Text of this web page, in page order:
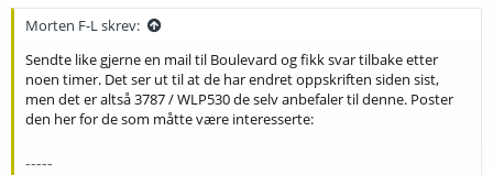
t
e
o
Morten F-L skrev:
Sendte like gjerne en mail til Boulevard og fikk svar tilbake etter
noen timer. Det ser ut til at de har endret oppskriften siden sist,
men det er altså 3787 / WLP530 de selv anbefaler til denne. Poster
den her for de som måtte være interesserte:
-----